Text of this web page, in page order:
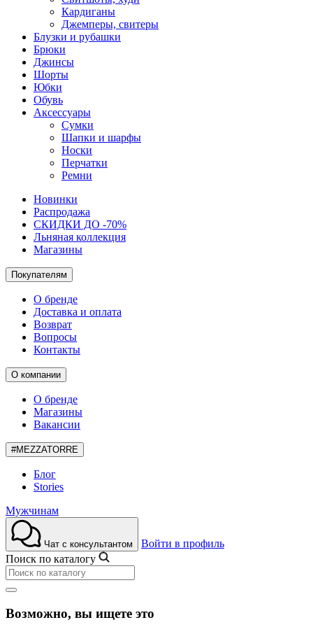
Кардиганы
Джемперы, свитеры
Блузки и рубашки
Брюки
Джинсы
Шорты
Юбки
Обувь
Аксессуары
Сумки
Шапки и шарфы
Носки
Перчатки
Ремни
Новинки
Распродажа
СКИДКИ ДО -70%
Льняная коллекция
Магазины
Покупателям
О бренде
Доставка и оплата
Возврат
Вопросы
Контакты
О компании
О бренде
Магазины
Вакансии
#MEZZATORRE
Блог
Stories
Мужчинам
Чат с консультантом
Войти в профиль
Поиск по каталогу
Возможно, вы ищете это